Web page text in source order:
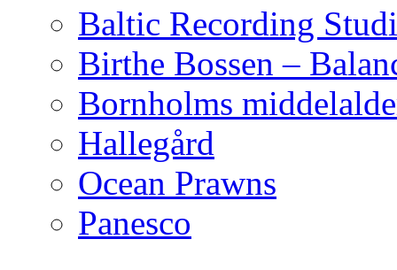
Baltic Recording
Birthe Bossen –
Bornholms
Hallegård
Ocean Prawns
Panesco